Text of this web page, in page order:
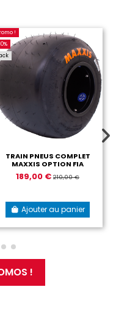
!
TRAIN PNEUS COMPLET
MAXXIS OPTION FIA
189,00 € 210,00 €
Ajouter au panier
!